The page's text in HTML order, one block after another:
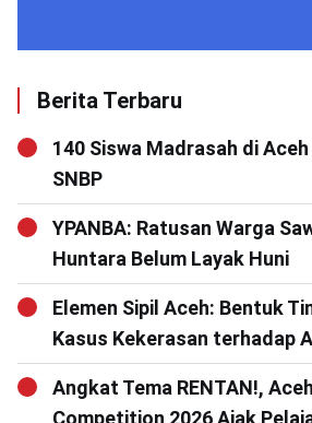
Berita Terbaru
140 Siswa Madrasah di
SNBP
YPANBA: Ratusan Warga
Huntara Belum Layak Huni
Elemen Sipil Aceh: Bentuk
Kasus Kekerasan terhadap
Angkat Tema RENTAN!,